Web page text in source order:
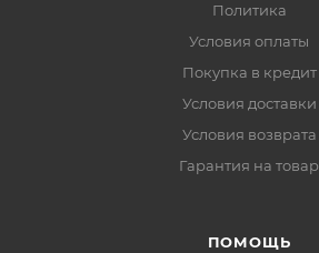
Политика
Условия оплаты
Покупка в кредит
Условия доставки
Условия возврата
Гарантия на товар
ПОМОЩЬ